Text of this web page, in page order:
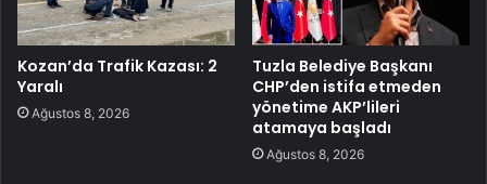
Kozan’da Trafik Kazası: 2
Yaralı
Ağustos 8, 2026
Tuzla Belediye Başkanı
CHP’den istifa etmeden
yönetime AKP’lileri
atamaya başladı
Ağustos 8, 2026